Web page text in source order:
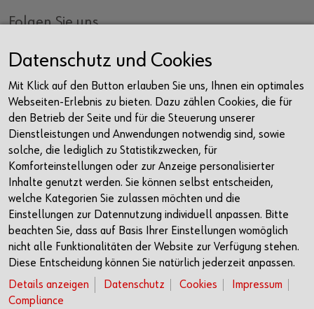
Folgen Sie uns
Newsletter
Kontakt
Würth Haus Rorschach
Churerstrasse 10
9400 Rorschach
Schweiz
+41 71 225 10 00
info@wuerth-management.com
Öffnungszeiten
Datenschutz und Cookies
Mit Klick auf den Button erlauben Sie uns, Ihnen ein optimales
Webseiten-Erlebnis zu bieten. Dazu zählen Cookies, die für
den Betrieb der Seite und für die Steuerung unserer
Dienstleistungen und Anwendungen notwendig sind, sowie
solche, die lediglich zu Statistikzwecken, für
Komforteinstellungen oder zur Anzeige personalisierter
Inhalte genutzt werden. Sie können selbst entscheiden,
welche Kategorien Sie zulassen möchten und die
Einstellungen zur Datennutzung individuell anpassen. Bitte
beachten Sie, dass auf Basis Ihrer Einstellungen womöglich
nicht alle Funktionalitäten der Website zur Verfügung stehen.
Diese Entscheidung können Sie natürlich jederzeit anpassen.
Details anzeigen
Datenschutz Cookies
Impressum
Compliance